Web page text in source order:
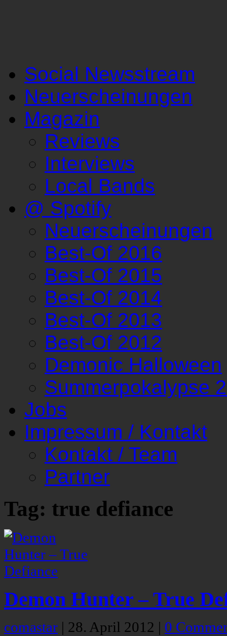
Social Newsstream
Neuerscheinungen
Magazin
Reviews
Interviews
Local Bands
@ Spotify
Neuerscheinungen
Best-Of 2016
Best-Of 2015
Best-Of 2014
Best-Of 2013
Best-Of 2012
Demonic Halloween
Summerpokalypse
Jobs
Impressum / Kontakt
Kontakt / Team
Partner
Tag: true defiance
Demon Hunter – True
comastar | 28. April 2012 | 0